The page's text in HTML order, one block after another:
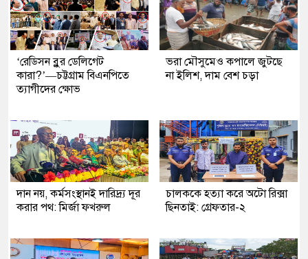
‘রেডিসন ব্লুর ডেলিগেট
কারা?’—চট্টগ্রাম বিএনপিতে
ত্যাগীদের ক্ষোভ
ভরা মৌসুমেও কপালে জুটছে
না ইলিশ, দাম বেশ চড়া
দান নয়, কর্মসংস্থানই দারিদ্র্য দূর
করার পথ: মির্জা ফখরুল
চালককে হত্যা করে অটো রিক্সা
ছিনতাই: গ্রেফতার-২